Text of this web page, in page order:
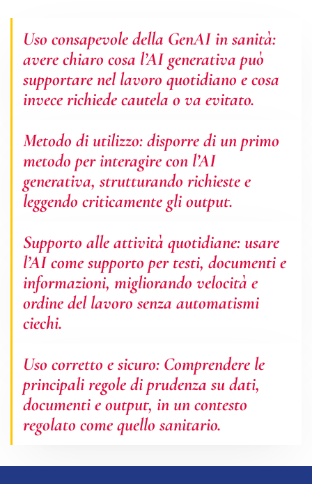
Uso consapevole della GenAI in sanità:
avere chiaro cosa l’AI generativa può
supportare nel lavoro quotidiano e cosa
invece richiede cautela o va evitato.
Metodo di utilizzo: disporre di un primo
metodo per interagire con l’AI
generativa, strutturando richieste e
leggendo criticamente gli output.
Supporto alle attività quotidiane: usare
l’AI come supporto per testi, documenti e
informazioni, migliorando velocità e
ordine del lavoro senza automatismi
ciechi.
Uso corretto e sicuro: Comprendere le
principali regole di prudenza su dati,
documenti e output, in un contesto
regolato come quello sanitario.